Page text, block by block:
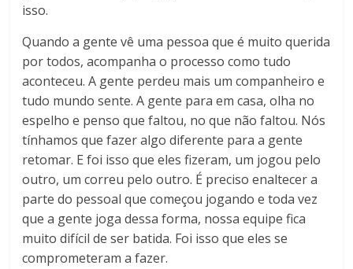
isso.
Quando a gente vê uma pessoa que é muito querida
por todos, acompanha o processo como tudo
aconteceu. A gente perdeu mais um companheiro e
tudo mundo sente. A gente para em casa, olha no
espelho e penso que faltou, no que não faltou. Nós
tínhamos que fazer algo diferente para a gente
retomar. E foi isso que eles fizeram, um jogou pelo
outro, um correu pelo outro. É preciso enaltecer a
parte do pessoal que começou jogando e toda vez
que a gente joga dessa forma, nossa equipe fica
muito difícil de ser batida. Foi isso que eles se
comprometeram a fazer.